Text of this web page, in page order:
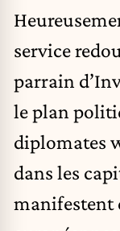
service
parrain d’
le plan
diplomates
dans les
manifestent